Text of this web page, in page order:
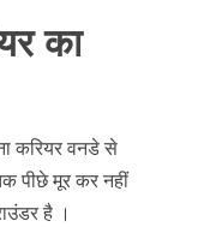
का
करियर वनडे से
पीछे मूर कर नहीं
है ।